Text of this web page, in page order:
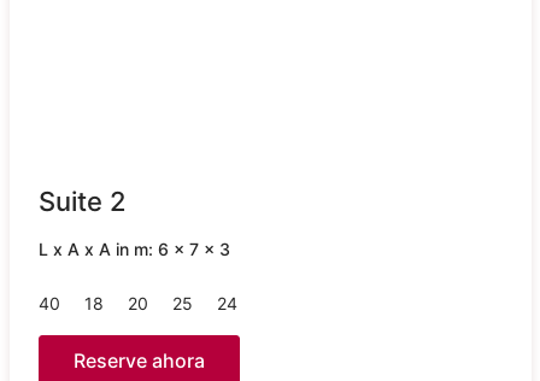
Suite 2
L x A x A in m: 6 x 7 x 3
40 18 20 25 24
Reserve ahora